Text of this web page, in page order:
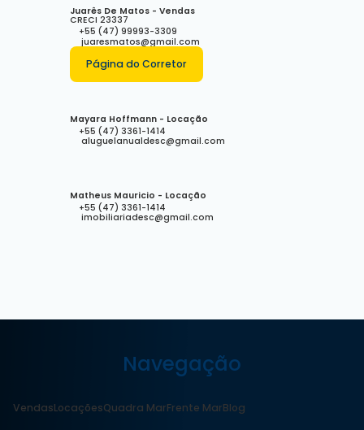
Juarês De Matos - Vendas
CRECI 23337
+55 (47) 99993-3309
juaresmatos@gmail.com
Página do Corretor
Mayara Hoffmann - Locação
+55 (47) 3361-1414
aluguelanualdesc@gmail.com
Matheus Mauricio - Locação
+55 (47) 3361-1414
imobiliariadesc@gmail.com
Navegação
VendasLocaçõesQuadra MarFrente MarBlog